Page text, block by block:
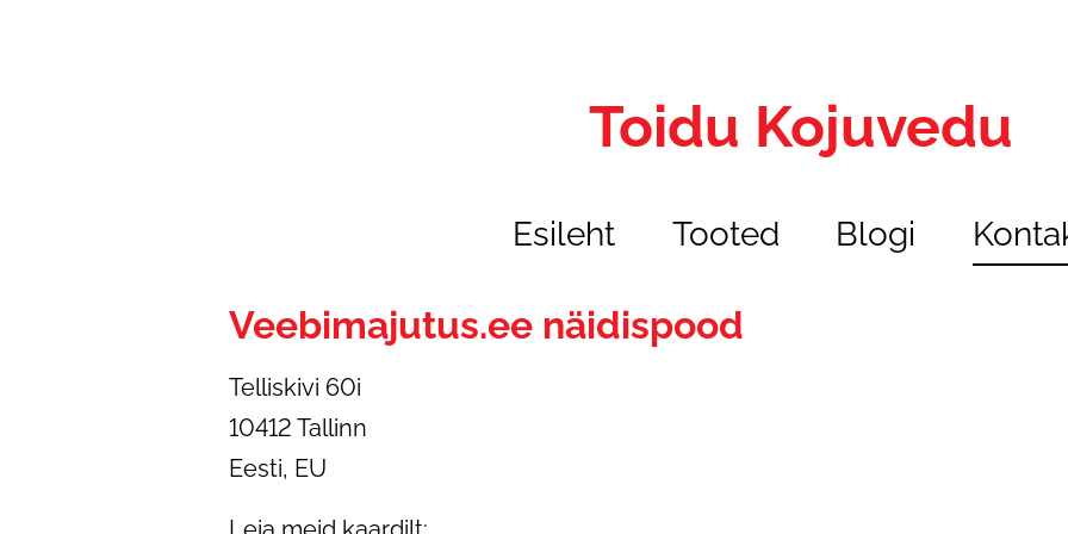
Toidu Kojuvedu
Esileht Tooted Blogi
Veebimajutus.ee näidispood
Telliskivi 60i
10412 Tallinn
Eesti, EU